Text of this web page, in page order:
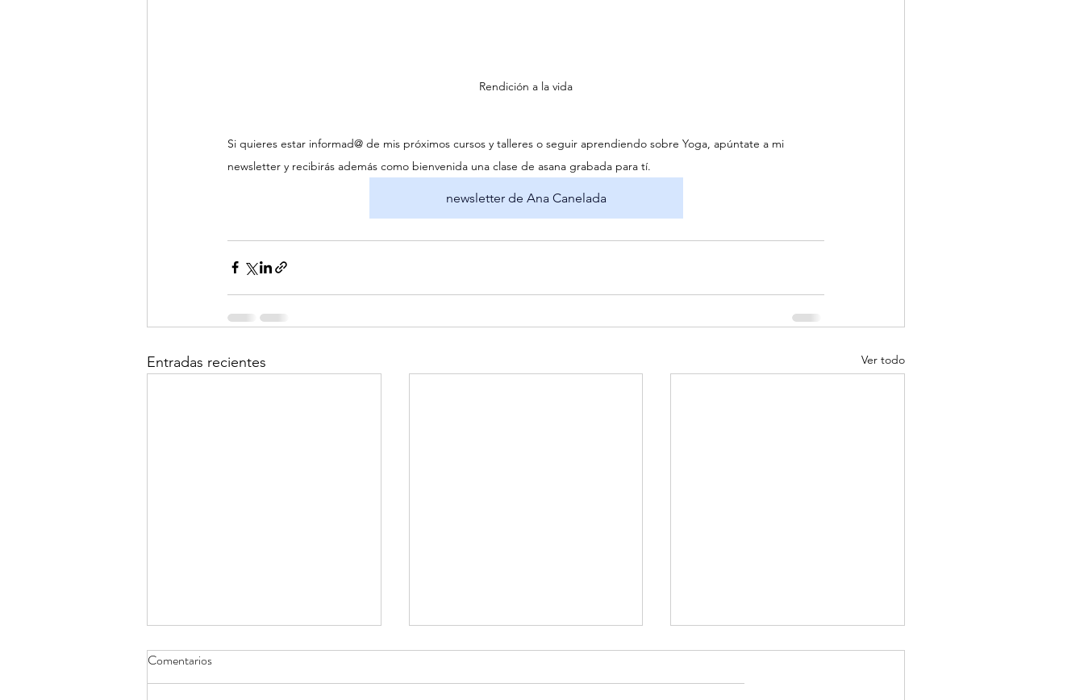
Rendición a la vida
Si quieres estar informad@ de mis próximos cursos y talleres o seguir aprendiendo sobre Yoga, apúntate a mi
newsletter y recibirás además como bienvenida una clase de asana grabada para tí.
newsletter de Ana Canelada
Entradas recientes Ver todo
Comentarios